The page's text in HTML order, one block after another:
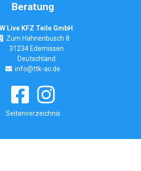
Beratung
Live KFZ Teile GmbH
Zum Hahnenbusch 8
31234 Edemissen
Deutschland
info@ttk-ac.de
Seitenverzeichnis